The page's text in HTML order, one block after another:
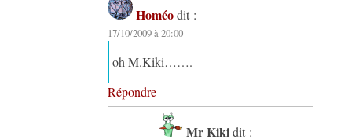
Homéo dit :
17/10/2009 à 20:00
oh M.Kiki…….
Répondre
Mr Kiki dit :